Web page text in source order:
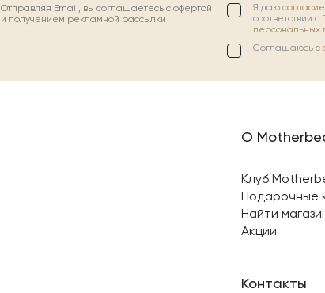
Отправляя Email, вы соглашаетесь с офертой
и получением рекламной рассылки
Я даю
соответствии с
персональных
Соглашаюсь с
О
Клуб
Подарочные
Найти
Акции
Контакты